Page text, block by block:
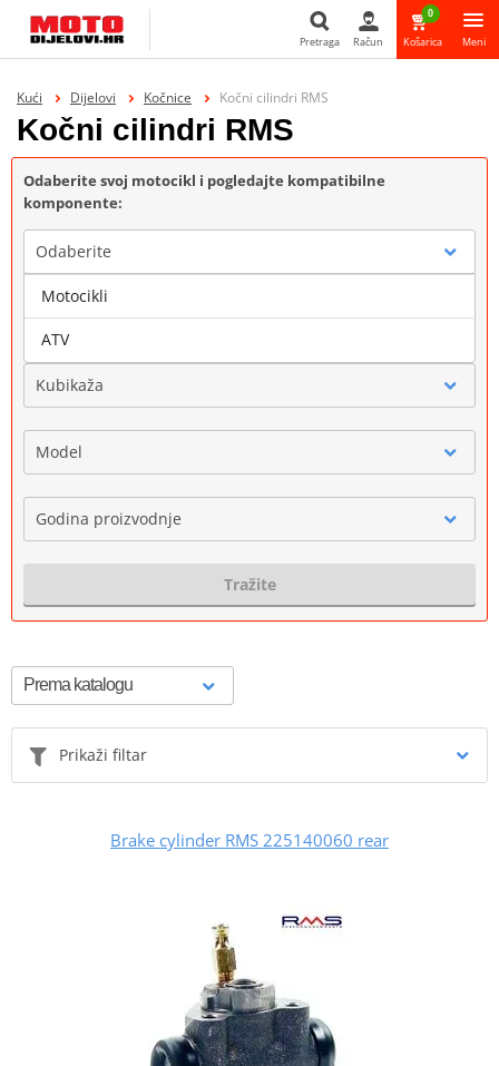
Pretraga Račun
0
Košarica Meni
Kući Dijelovi Kočnice Kočni cilindri RMS
Kočni cilindri RMS
Odaberite svoj motocikl i pogledajte kompatibilne
komponente:
Odaberite
Marka
Kubikaža
Model
Godina proizvodnje
Tražite
Prikaži filtar
Brake cylinder RMS 225140060 rear
Motocikli
ATV